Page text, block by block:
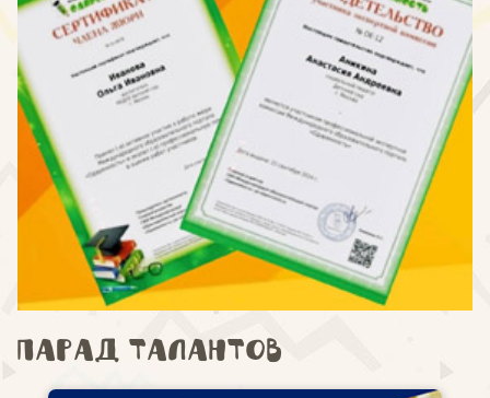
Парад талантов